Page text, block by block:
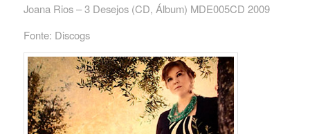
Joana Rios – 3 Desejos ‎(CD, Álbum) MDE005CD 2009
Fonte: Discogs